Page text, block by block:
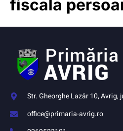
fiscala
Str. Gheorghe Lazăr 10, Avrig,
office@primaria-avrig.ro